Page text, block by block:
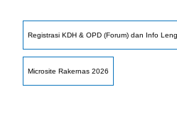
Registrasi KDH & OPD (Forum) dan Info
Microsite Rakernas 2026